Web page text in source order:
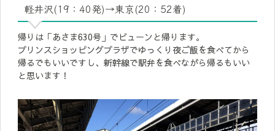
軽井沢(19：40発)→東京(20：52着)
帰りは「あさま630号」でビューンと帰ります。
プリンスショッピングプラザでゆっくり夜ご飯を食べてから
帰るでもいいですし、新幹線で駅弁を食べながら帰るもいい
と思います！